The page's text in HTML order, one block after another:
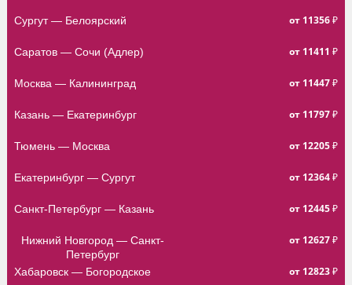
Сургут — Белоярский от 11356 ₽
Саратов — Сочи (Адлер) от 11411 ₽
Москва — Калининград от 11447 ₽
Казань — Екатеринбург от 11797 ₽
Тюмень — Москва от 12205 ₽
Екатеринбург — Сургут от 12364 ₽
Санкт-Петербург — Казань от 12445 ₽
Нижний Новгород — Санкт-
Петербург
от 12627 ₽
Хабаровск — Богородское от 12823 ₽